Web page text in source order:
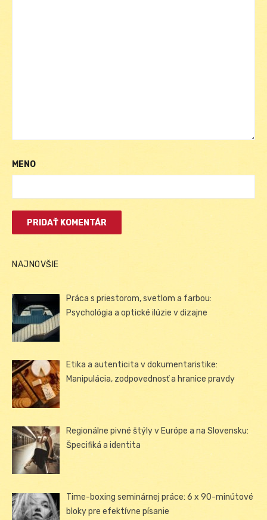
MENO
NAJNOVŠIE
Práca s priestorom, svetlom a farbou:
Psychológia a optické ilúzie v dizajne
Etika a autenticita v dokumentaristike:
Manipulácia, zodpovednosť a hranice pravdy
Regionálne pivné štýly v Európe a na Slovensku:
Špecifiká a identita
Time-boxing seminárnej práce: 6 x 90-minútové
bloky pre efektívne písanie